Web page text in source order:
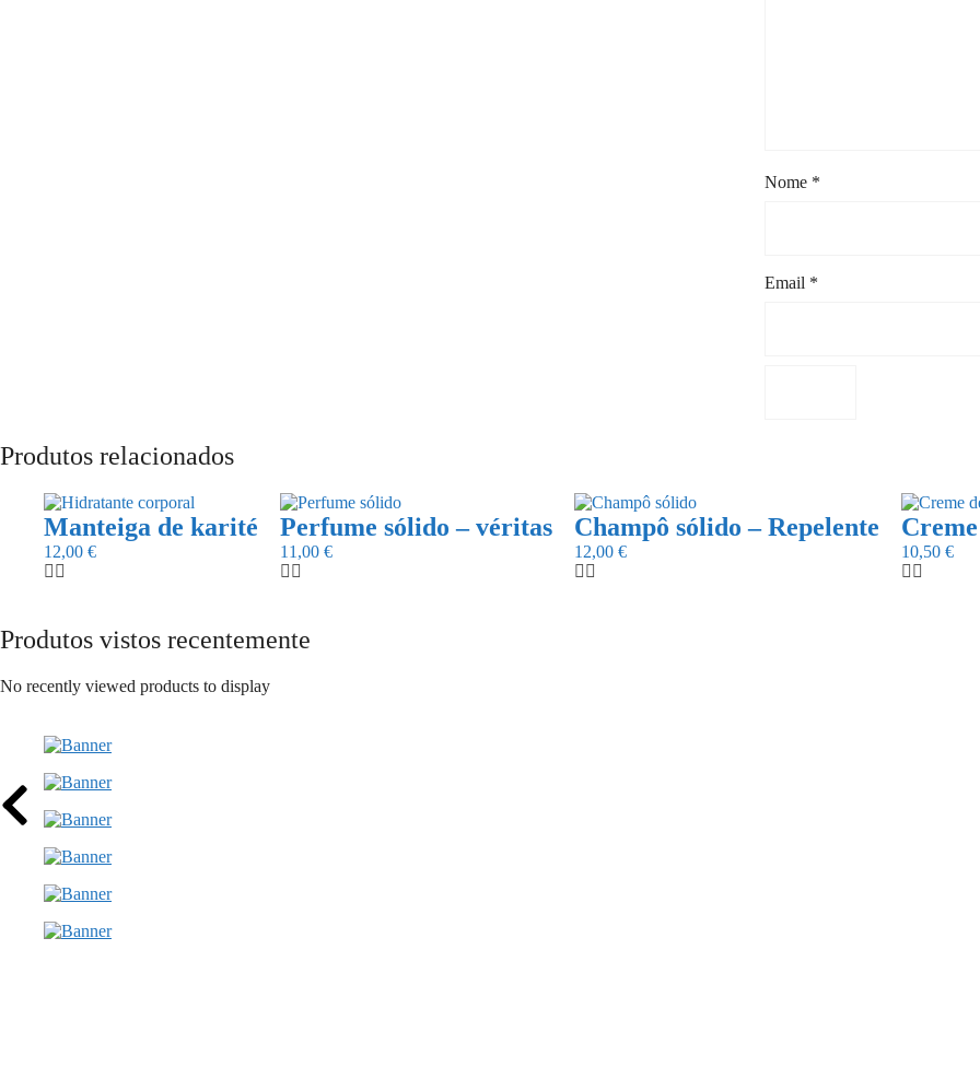
Nome *
Email *
Produtos relacionados
Manteiga de karité
12,00 €
Perfume sólido – véritas
11,00 €
Champô sólido – Repelente
12,00 € 10,50 €
Produtos vistos recentemente
No recently viewed products to display